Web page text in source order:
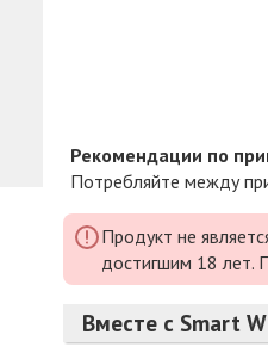
Рекомендации по
Потребляйте между
Продукт не
достигшим 18 лет.
Вместе с Smart